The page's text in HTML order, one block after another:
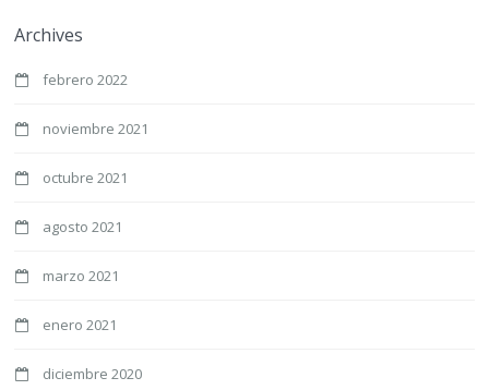
Archives
febrero 2022
noviembre 2021
octubre 2021
agosto 2021
marzo 2021
enero 2021
diciembre 2020